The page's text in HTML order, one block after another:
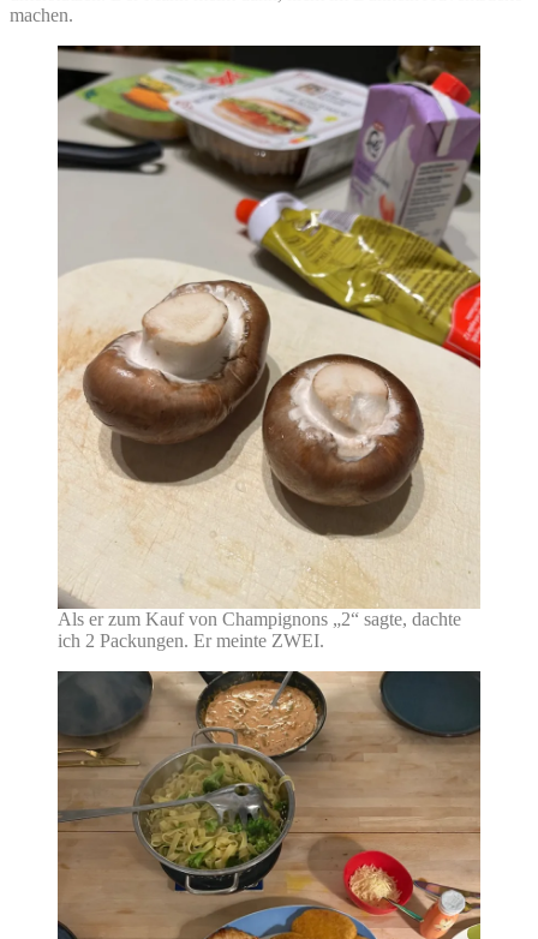
machen.
Als er zum Kauf von Champignons „2“ sagte, dachte
ich 2 Packungen. Er meinte ZWEI.